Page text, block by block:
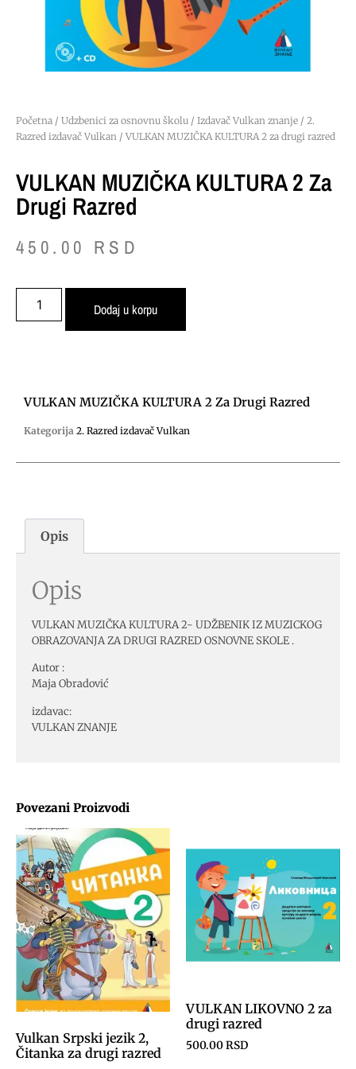
Početna / Udzbenici za osnovnu školu / Izdavač Vulkan znanje / 2.
Razred izdavač Vulkan / VULKAN MUZIČKA KULTURA 2 za drugi razred
VULKAN MUZIČKA KULTURA 2 Za
Drugi Razred
450.00 RSD
Dodaj u korpu
Povezani Proizvodi
Vulkan Srpski jezik 2,
Čitanka za drugi razred
VULKAN LIKOVNO 2 za
drugi razred
500.00RSD
VULKAN MUZIČKA KULTURA 2 Za Drugi Razred
Kategorija 2. Razred izdavač Vulkan
Opis
Opis
VULKAN MUZIČKA KULTURA 2- UDŽBENIK IZ MUZICKOG
OBRAZOVANJA ZA DRUGI RAZRED OSNOVNE SKOLE .
Autor :
Maja Obradović
izdavac:
VULKAN ZNANJE